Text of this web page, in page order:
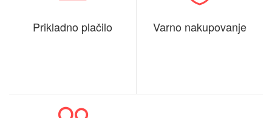
Prikladno plačilo Varno nakupovanje